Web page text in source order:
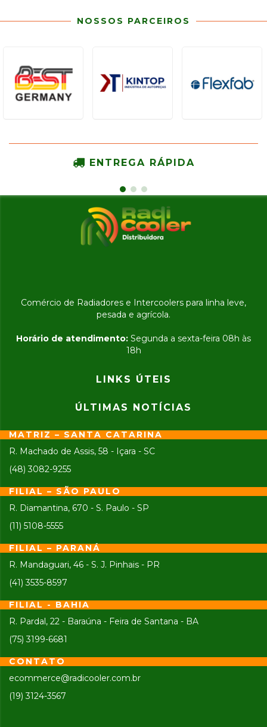
NOSSOS PARCEIROS
ENTREGA RÁPIDA
Comércio de Radiadores e Intercoolers para linha leve,
pesada e agrícola.
Horário de atendimento: Segunda a sexta-feira 08h às
18h
LINKS ÚTEIS
ÚLTIMAS NOTÍCIAS
MATRIZ – SANTA CATARINA
R. Machado de Assis, 58 - Içara - SC
(48) 3082-9255
FILIAL – SÃO PAULO
R. Diamantina, 670 - S. Paulo - SP
(11) 5108-5555
FILIAL – PARANÁ
R. Mandaguari, 46 - S. J. Pinhais - PR
(41) 3535-8597
FILIAL - BAHIA
R. Pardal, 22 - Baraúna - Feira de Santana - BA
(75) 3199-6681
CONTATO
ecommerce@radicooler.com.br
(19) 3124-3567